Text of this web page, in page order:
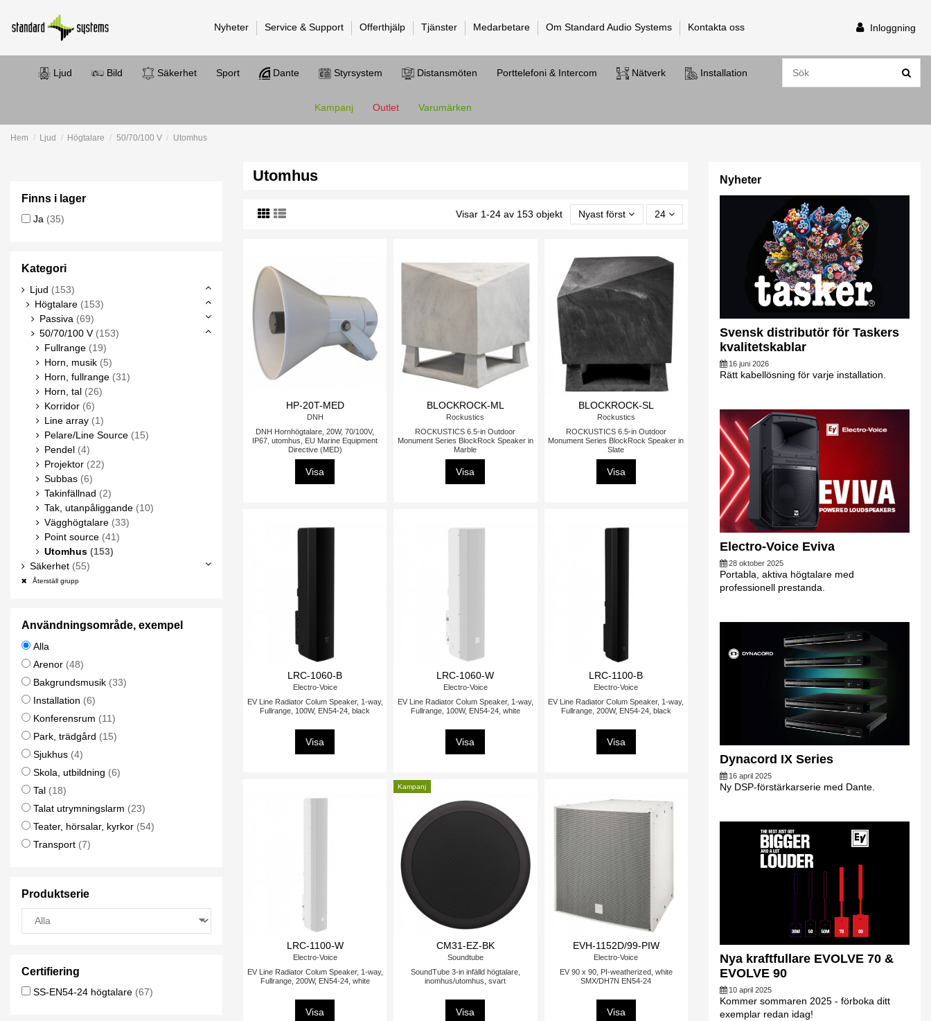
Nyheter Service & Support Offerthjälp Tjänster Medarbetare Om Standard Audio Systems Kontakta oss Inloggning
Ljud Bild Säkerhet Sport Dante Styrsystem Distansmöten Porttelefoni & Intercom Nätverk Installation
Kampanj Outlet Varumärken
Hem Ljud Högtalare 50/70/100 V Utomhus
Utomhus
Visar 1-24 av 153 objekt Nyast först 24
HP-20T-MED
DNH
DNH Hornhögtalare, 20W, 70/100V,
IP67, utomhus, EU Marine Equipment
Directive (MED)
Visa
BLOCKROCK-ML
Rockustics
ROCKUSTICS 6.5-in Outdoor
Monument Series BlockRock Speaker in
Marble
Visa
BLOCKROCK-SL
Rockustics
ROCKUSTICS 6.5-in Outdoor
Monument Series BlockRock Speaker in
Slate
Visa
LRC-1060-B
Electro-Voice
EV Line Radiator Colum Speaker, 1-way,
Fullrange, 100W, EN54-24, black
Visa
LRC-1060-W
Electro-Voice
EV Line Radiator Colum Speaker, 1-way,
Fullrange, 100W, EN54-24, white
Visa
LRC-1100-B
Electro-Voice
EV Line Radiator Colum Speaker, 1-way,
Fullrange, 200W, EN54-24, black
Visa
LRC-1100-W
Electro-Voice
EV Line Radiator Colum Speaker, 1-way,
Fullrange, 200W, EN54-24, white
Visa
Kampanj
CM31-EZ-BK
Soundtube
SoundTube 3-in infälld högtalare,
inomhus/utomhus, svart
Visa
EVH-1152D/99-PIW
Electro-Voice
EV 90 x 90, PI-weatherized, white
SMX/DH7N EN54-24
Visa
Finns i lager
Ja (35)
Kategori
Ljud (153)
Högtalare (153)
Passiva (69)
50/70/100 V (153)
Fullrange (19)
Horn, musik (5)
Horn, fullrange (31)
Horn, tal (26)
Korridor (6)
Line array (1)
Pelare/Line Source (15)
Pendel (4)
Projektor (22)
Subbas (6)
Takinfällnad (2)
Tak, utanpåliggande (10)
Vägghögtalare (33)
Point source (41)
Utomhus (153)
Säkerhet (55)
Återställ grupp
Användningsområde, exempel
Alla
Arenor (48)
Bakgrundsmusik (33)
Installation (6)
Konferensrum (11)
Park, trädgård (15)
Sjukhus (4)
Skola, utbildning (6)
Tal (18)
Talat utrymningslarm (23)
Teater, hörsalar, kyrkor (54)
Transport (7)
Produktserie
Certifiering
SS-EN54-24 högtalare (67)
Nyheter
Svensk distributör för Taskers
kvalitetskablar
16 juni 2026
Rätt kabellösning för varje installation.
Electro-Voice Eviva
28 oktober 2025
Portabla, aktiva högtalare med
professionell prestanda.
Dynacord IX Series
16 april 2025
Ny DSP-förstärkarserie med Dante.
Nya kraftfullare EVOLVE 70 &
EVOLVE 90
10 april 2025
Kommer sommaren 2025 - förboka ditt
exemplar redan idag!